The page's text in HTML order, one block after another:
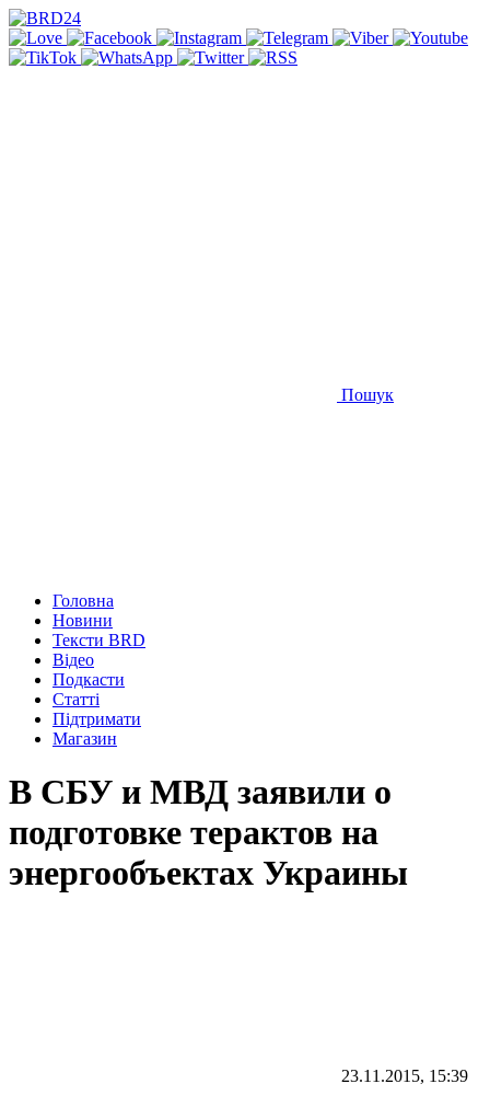
Пошук
Головна
Новини
Тексти BRD
Відео
Подкасти
Статті
Підтримати
Магазин
В СБУ и МВД заявили о
подготовке терактов на
энергообъектах Украины
23.11.2015, 15:39